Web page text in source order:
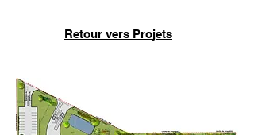
Retour vers Projets